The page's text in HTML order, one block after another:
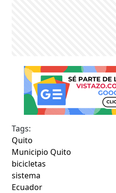
Tags:
Quito
Municipio Quito
bicicletas
sistema
Ecuador